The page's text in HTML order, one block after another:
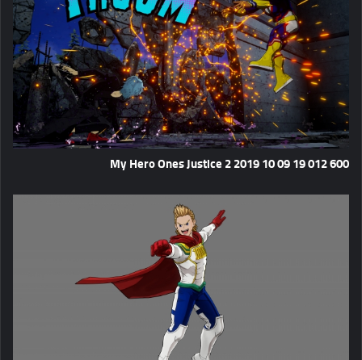
My Hero Ones Justice 2 2019 10 09 19 012 600